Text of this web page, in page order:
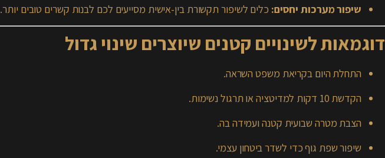
שיפור מערכות יחסים: כלים לשיפור תקשורת בין-אישית מסייעים לכם לבנות קשרים טובים יותר.
דוגמאות לשינויים קטנים שיוצרים שינוי גדול
התחלת היום בקריאת משפט השראה.
הקדשת 10 דקות למדיטציה או תרגול נשימות.
הצבת מטרה שבועית קטנה ועמידה בה.
שיפור שפת גוף כדי לשדר ביטחון עצמי.